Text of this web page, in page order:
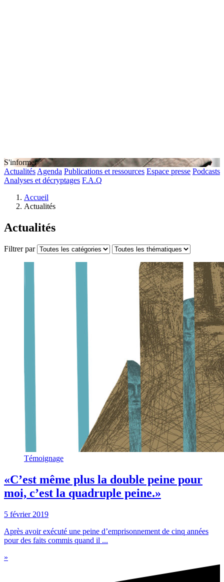
S'informer
Actualités Agenda Publications et ressources Espace presse Podcasts
Analyses et décryptages F.A.Q
Accueil
Actualités
Actualités
Filtrer par
Témoignage
«C’est même plus la double peine pour
moi, c’est la quadruple peine.»
5 février 2019
Après avoir exécuté une peine d’emprisonnement de cinq années
pour des faits commis quand il ...
»